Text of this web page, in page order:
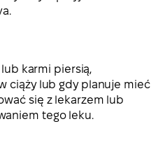
karmi piersią,
ciąży lub gdy planuje mieć
się z lekarzem lub
tego leku.